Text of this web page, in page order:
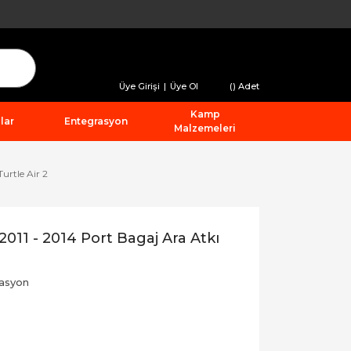
Üye Girişi | Üye Ol () Adet
Entegrasyon
Kamp
Malzemeleri
Air 2
- 2014 Port Bagaj Ara Atkı